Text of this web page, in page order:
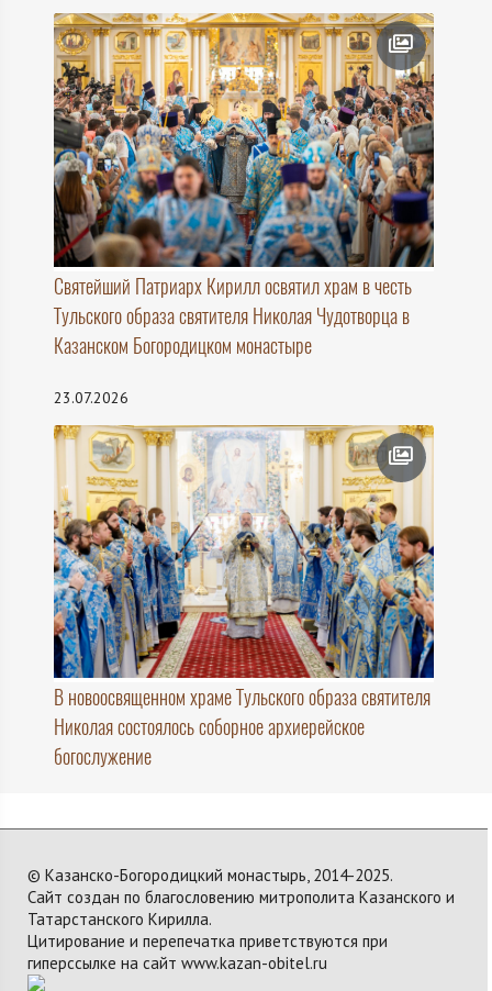
Святейший Патриарх Кирилл освятил храм в честь
Тульского образа святителя Николая Чудотворца в
Казанском Богородицком монастыре
23.07.2026
В новоосвященном храме Тульского образа святителя
Николая состоялось соборное архиерейское
богослужение
© Казанско-Богородицкий монастырь, 2014-2025.
Сайт создан по благословению митрополита Казанского и
Татарстанского Кирилла.
Цитирование и перепечатка приветствуются при
гиперссылке на сайт www.kazan-obitel.ru